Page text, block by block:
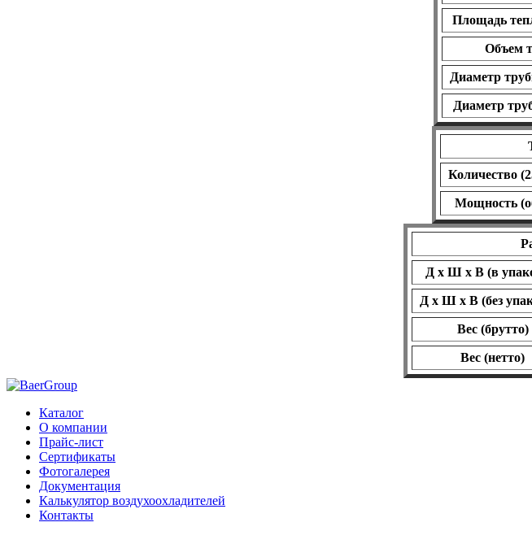
Площадь
Объем
Диаметр
Диаметр
Количество
Мощность
Д х Ш х В (в
Д х Ш х В (без
Вес (брутто)
Вес (нетто)
Каталог
О компании
Прайс-лист
Сертификаты
Фотогалерея
Документация
Калькулятор воздухоохладителей
Контакты